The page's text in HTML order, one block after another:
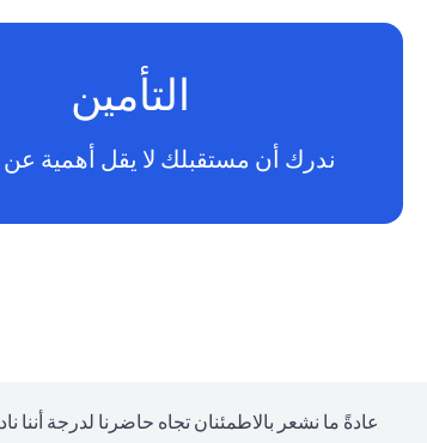
التأمين
ندرك أن مستقبلك لا يقل أهمية
عادةً ما نشعر بالاطمئنان تجاه حاضرنا لدرجة أننا